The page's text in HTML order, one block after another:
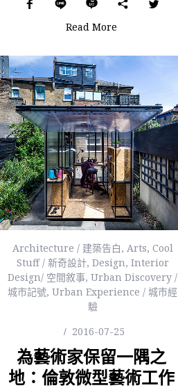
Read More
Architecture / 建築告白, Arts, Cool
Stuff / 新奇設計, Design, Interior
Design/ 空間敘事, Urban Discovery /
城市記號, Urban Experience / 城市經
驗
2016-07-25
為藝術家保留一隅之
地：倫敦微型藝術工作